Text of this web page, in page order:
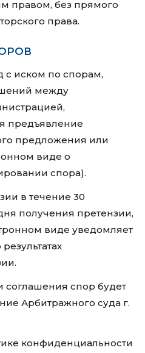
правом, без прямого
права.
с иском по спорам,
между
предъявление
предложения или
виде о
спора).
в течение 30
получения претензии,
виде уведомляет
соглашения спор будет
Арбитражного суда г.
конфиденциальности